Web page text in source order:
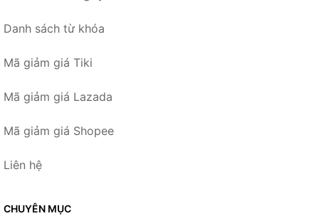
Danh sách từ khóa
Mã giảm giá Tiki
Mã giảm giá Lazada
Mã giảm giá Shopee
Liên hệ
CHUYÊN MỤC